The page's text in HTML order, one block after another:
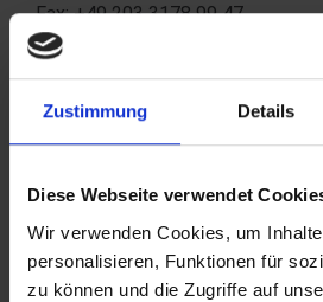
Zustimmung Details
Diese Webseite verwendet
Wir verwenden Cookies, um
personalisieren, Funktionen für
zu können und die Zugriffe auf
Fax: +49 203 3178 99 47
Email: office@albabau.de
Sitz der Gesellschaft: Duisburg
USt-IdNr: DE 236167579
Steuer-Nummer: 107/5736/0752
Finanzamt: Duisburg
Verantwortlicher im Sinne von §